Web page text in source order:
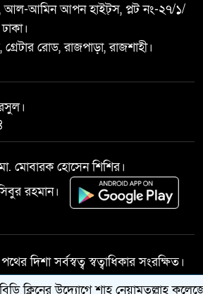
বাঘায় পুলিশ পরিচয়ে চাঁদাবাজির
অভিযোগে ২ ভুয়া পুলিশকে গণপিটুনির
আল-আমিন আপন হাইট্স, প্লট নং-২৭/১/
রোড, রাজপাড়া, রাজশাহী।
মোবারক হোসেন শিশির।
রহমান।
দিশা সর্বস্বত্ব স্বত্বাধিকার সংরক্ষিত।
ক্লিনের উদ্যোগে শাহ্ নেয়ামতুল্লাহ কলেজে